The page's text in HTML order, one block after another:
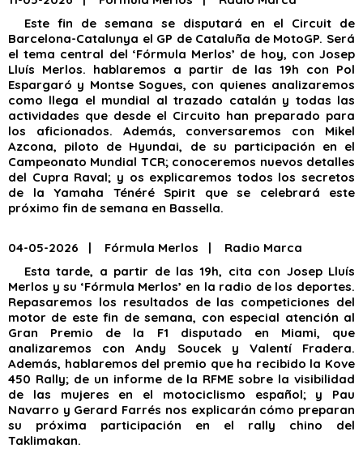
Este fin de semana se disputará en el Circuit de
Barcelona-Catalunya el GP de Cataluña de MotoGP. Será
el tema central del ‘Fórmula Merlos’ de hoy, con Josep
Lluís Merlos. hablaremos a partir de las 19h con Pol
Espargaró y Montse Sogues, con quienes analizaremos
como llega el mundial al trazado catalán y todas las
actividades que desde el Circuito han preparado para
los aficionados. Además, conversaremos con Mikel
Azcona, piloto de Hyundai, de su participación en el
Campeonato Mundial TCR; conoceremos nuevos detalles
del Cupra Raval; y os explicaremos todos los secretos
de la Yamaha Ténéré Spirit que se celebrará este
próximo fin de semana en Bassella.
04-05-2026 | Fórmula Merlos | Radio Marca
Esta tarde, a partir de las 19h, cita con Josep Lluís
Merlos y su ‘Fórmula Merlos’ en la radio de los deportes.
Repasaremos los resultados de las competiciones del
motor de este fin de semana, con especial atención al
Gran Premio de la F1 disputado en Miami, que
analizaremos con Andy Soucek y Valentí Fradera.
Además, hablaremos del premio que ha recibido la Kove
450 Rally; de un informe de la RFME sobre la visibilidad
de las mujeres en el motociclismo español; y Pau
Navarro y Gerard Farrés nos explicarán cómo preparan
su próxima participación en el rally chino del
Taklimakan.